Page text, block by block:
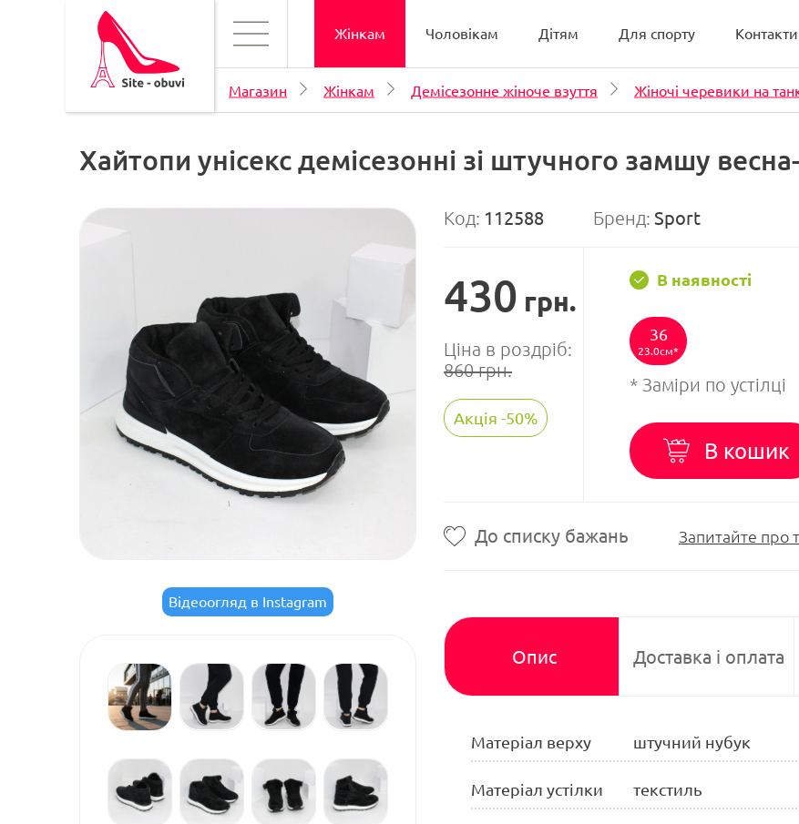
Жінкам Чоловікам Дітям Для спорту Контакти
Магазин Жінкам Демісезонне жіноче взуття Жіночі черевики на
Хайтопи унісекс демісезонні зі штучного замшу
Відеоогляд в Instagram
Код: 112588 Бренд: Sport
430 грн.
Ціна в роздріб:
860грн.
Акція -50%
В наявності
36
23.0см
* Заміри по устілці
В кошик
До списку бажань Запитайте про
Опис Доставка і оплата
Матеріал верху штучний нубук
Матеріал устілки текстиль